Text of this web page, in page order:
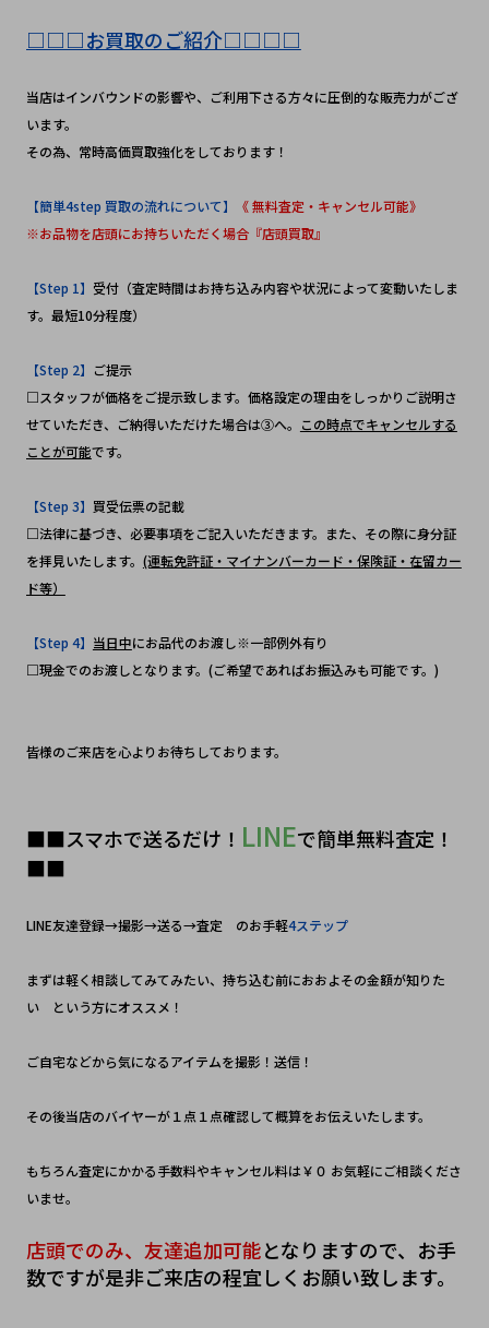
□□□お買取のご紹介□□□□
当店はインバウンドの影響や、ご利用下さる方々に圧倒的な販売力がござ
います。
その為、常時高価買取強化をしております！
【簡単4step 買取の流れについて】
《 無料査定・キャンセル可能》
※お品物を店頭にお持ちいただく場合『店頭買取』
【Step 1】 受付（査定時間はお持ち込み内容や状況によって変動いたしま
す。最短10分程度）
【Step 2】 ご提示
□スタッフが価格をご提示致します。価格設定の理由をしっかりご説明さ
せていただき、ご納得いただけた場合は③へ。 この時点でキャンセルする
ことが可能です。
【Step 3】 買受伝票の記載
□法律に基づき、必要事項をご記入いただきます。また、その際に身分証
を拝見いたします。 (運転免許証・マイナンバーカード・保険証・在留カー
ド等）
【Step 4】 当日中にお品代のお渡し※一部例外有り
□現金でのお渡しとなります。(ご希望であればお振込みも可能です。)
皆様のご来店を心よりお待ちしております。
■■スマホで送るだけ！ LINEで簡単無料査定！
■■
LINE友達登録→撮影→送る→査定　のお手軽4ステップ
まずは軽く相談してみてみたい、持ち込む前におおよその金額が知りた
い　という方にオススメ！
ご自宅などから気になるアイテムを撮影！送信！
その後当店のバイヤーが１点１点確認して概算をお伝えいたします。
もちろん査定にかかる手数料やキャンセル料は￥０ お気軽にご相談くださ
いませ。
店頭でのみ、友達追加可能となりますので、お手
数ですが是非ご来店の程宜しくお願い致します。